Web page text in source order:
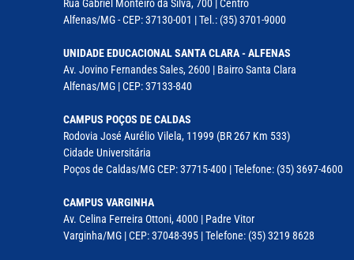
Rua Gabriel Monteiro da Silva, 700 | Centro
Alfenas/MG - CEP: 37130-001 | Tel.: (35) 3701-9000
UNIDADE EDUCACIONAL SANTA CLARA - ALFENAS
Av. Jovino Fernandes Sales, 2600 | Bairro Santa Clara
Alfenas/MG | CEP: 37133-840
CAMPUS POÇOS DE CALDAS
Rodovia José Aurélio Vilela, 11999 (BR 267 Km 533)
Cidade Universitária
Poços de Caldas/MG CEP: 37715-400 | Telefone: (35) 3697-4600
CAMPUS VARGINHA
Av. Celina Ferreira Ottoni, 4000 | Padre Vitor
Varginha/MG | CEP: 37048-395 | Telefone: (35) 3219 8628